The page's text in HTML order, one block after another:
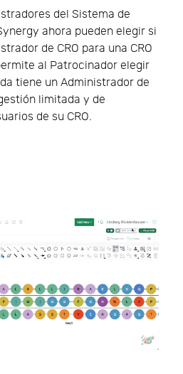
del Sistema de
ahora pueden elegir si
de CRO para una CRO
al Patrocinador elegir
tiene un Administrador de
limitada y de
de su CRO.